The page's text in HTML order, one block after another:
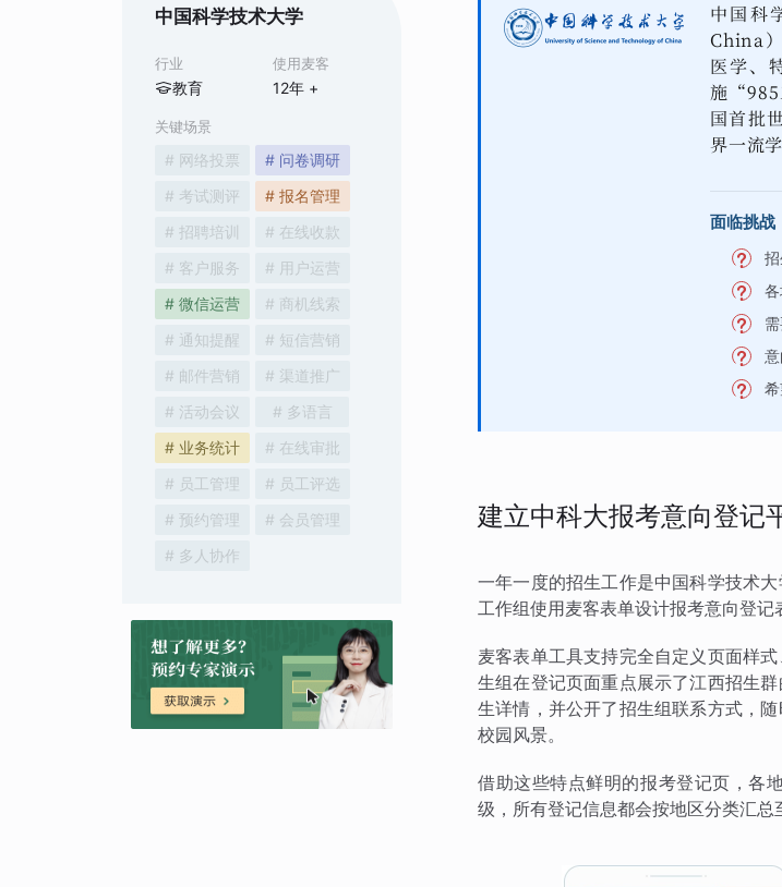
中国科学技术大学
行业
教育
使用麦客
12年 +
关键场景
# 网络投票
# 问卷调研
# 考试测评
# 报名管理
# 招聘培训
# 在线收款
# 客户服务
# 用户运营
# 微信运营
# 商机线索
# 通知提醒
# 短信营销
# 邮件营销
# 渠道推广
# 活动会议
# 多语言
# 业务统计
# 在线审批
# 员工管理
# 员工评选
# 预约管理
# 会员管理
# 多人协作
中国科
China
医学、
施“985
国首批
界一流
面临挑战
建立中科大报考意向登记
一年一度的招生工作是中国科学技术
工作组使用麦客表单设计报考意向登记
麦客表单工具支持完全自定义页面样
生组在登记页面重点展示了江西招生
生详情，并公开了招生组联系方式，
校园风景。
借助这些特点鲜明的报考登记页，各
级，所有登记信息都会按地区分类汇总